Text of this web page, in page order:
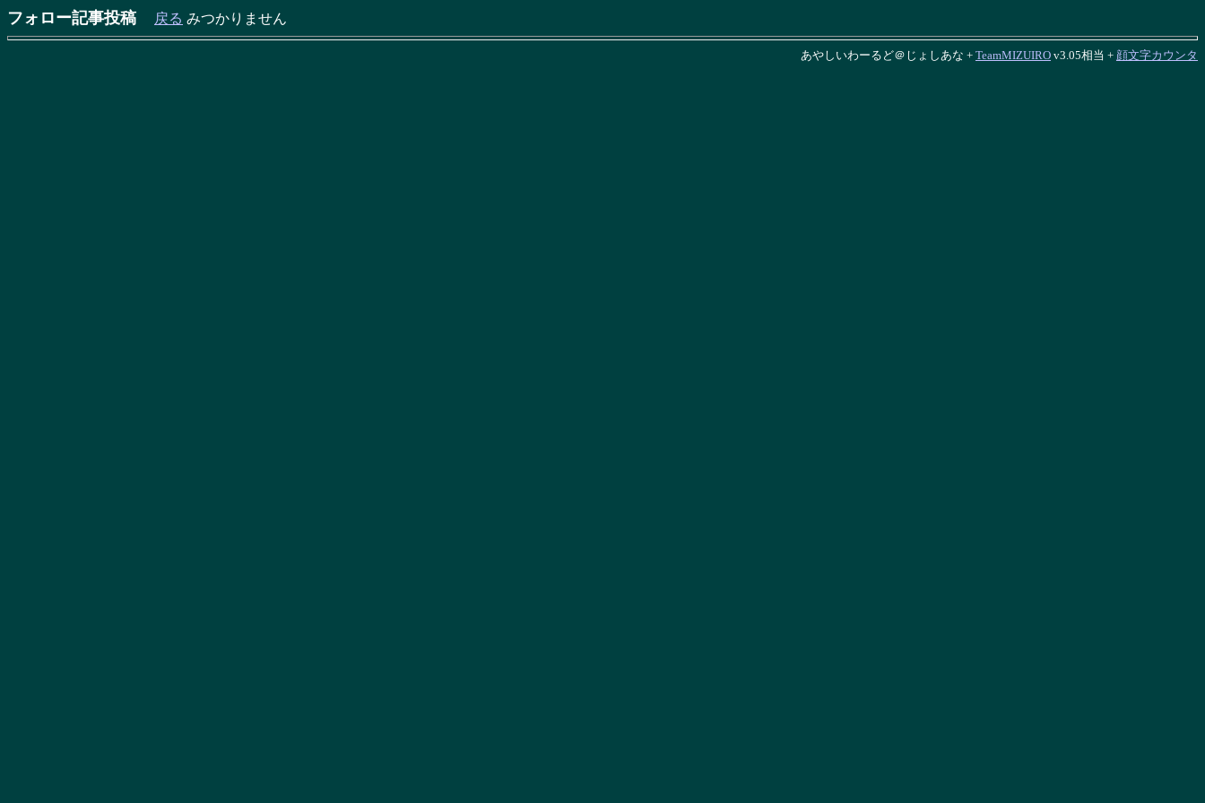
フォロー記事投稿 戻る みつかりません
あやしいわーるど＠じょしあな + TeamMIZUIRO v3.05相当 + 顔文字カウンタ